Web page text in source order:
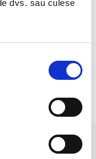
dvs. sau culese
sub lumina alba.